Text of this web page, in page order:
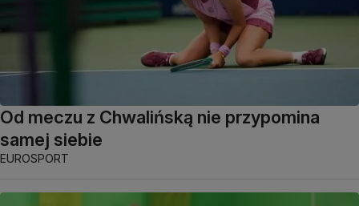
Od meczu z Chwalińską nie przypomina
samej siebie
EUROSPORT